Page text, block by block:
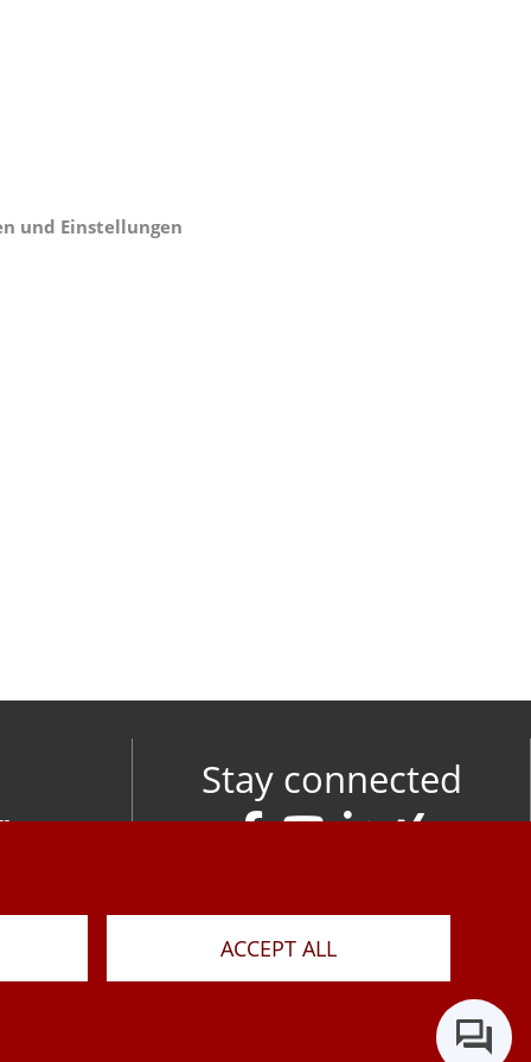
und Einstellungen
Stay connected
ACCEPT ALL